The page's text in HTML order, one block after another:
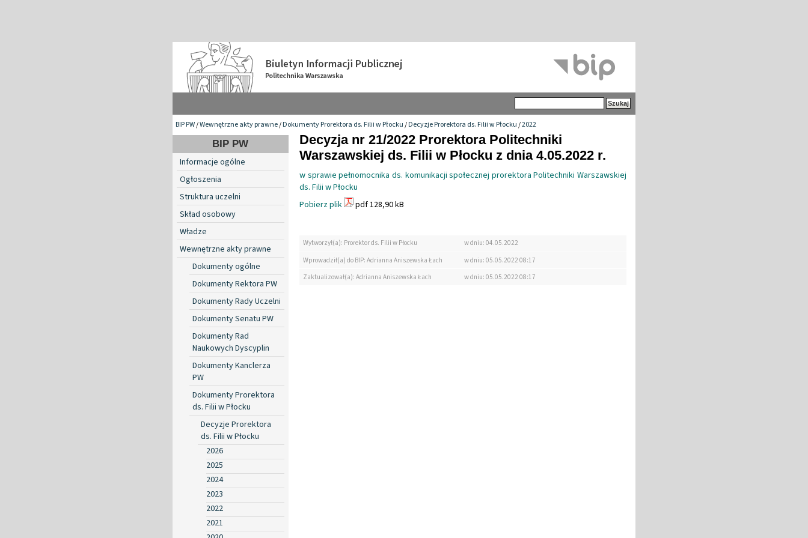
BIP PW/Wewnętrzne akty prawne/Dokumenty Prorektora ds. Filii w Płocku/Decyzje Prorektora ds. Filii w Płocku/2022
BIP PW
Informacje ogólne
Ogłoszenia
Struktura uczelni
Skład osobowy
Władze
Wewnętrzne akty prawne
Dokumenty ogólne
Dokumenty Rektora PW
Dokumenty Rady Uczelni
Dokumenty Senatu PW
Dokumenty Rad
Naukowych Dyscyplin
Dokumenty Kanclerza
PW
Dokumenty Prorektora
ds. Filii w Płocku
Decyzje Prorektora
ds. Filii w Płocku
2026
2025
2024
2023
2022
2021
Decyzja nr 21/2022 Prorektora Politechniki
Warszawskiej ds. Filii w Płocku z dnia 4.05.2022 r.
w sprawie pełnomocnika ds. komunikacji społecznej prorektora Politechniki Warszawskiej
ds. Filii w Płocku
Pobierz plik
pdf 128,90 kB
Wytworzył(a): Prorektor ds. Filii w Płocku
w dniu: 04.05.2022
Wprowadził(a) do BIP: Adrianna Aniszewska Łach
w dniu: 05.05.2022 08:17
Zaktualizował(a): Adrianna Aniszewska Łach
w dniu: 05.05.2022 08:17